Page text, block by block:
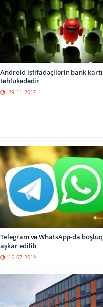
Android istifadəçilərin bank kartı
təhlükədədir
29-11-2017
Telegram və WhatsApp-da boşluq
aşkar edilib
16-07-2019